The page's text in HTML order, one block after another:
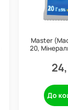
Master
20,
До